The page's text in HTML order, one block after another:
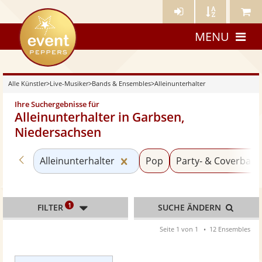
Künstler- Künstler Meine
eventpeppers
MENU
Alle Künstler>Live-Musiker>Bands & Ensembles>Alleinunterhalter
Ihre Suchergebnisse für
Alleinunterhalter in Garbsen,
Niedersachsen
Zurück zu «Bands & Ensembles»
Alleinunterhalter Kategorie
Pop Party- &
FILTER 1 SUCHE ÄNDERN
Seite 1 von 1 12 Ensembles